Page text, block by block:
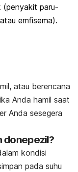
(penyakit paru-
emfisema).
atau berencana
Anda hamil saat
Anda sesegera
donepezil?
kondisi
pada suhu